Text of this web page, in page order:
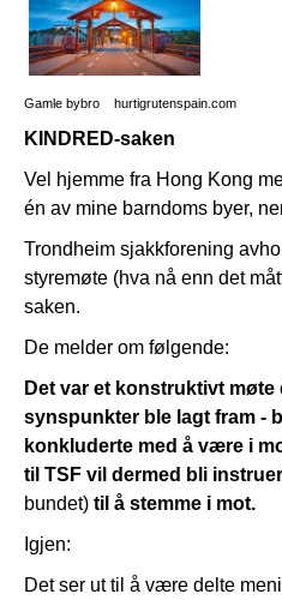
Gamle bybro hurtigrutenspain.com
KINDRED-saken
Vel hjemme fra Hong Kong
én av mine barndoms byer,
Trondheim sjakkforening
styremøte (hva nå enn det
saken.
De melder om følgende:
Det var et konstruktivt
synspunkter ble lagt fram -
konkluderte med å være i
til TSF vil dermed bli
bundet) til å stemme i mot.
Igjen:
Det ser ut til å være delte